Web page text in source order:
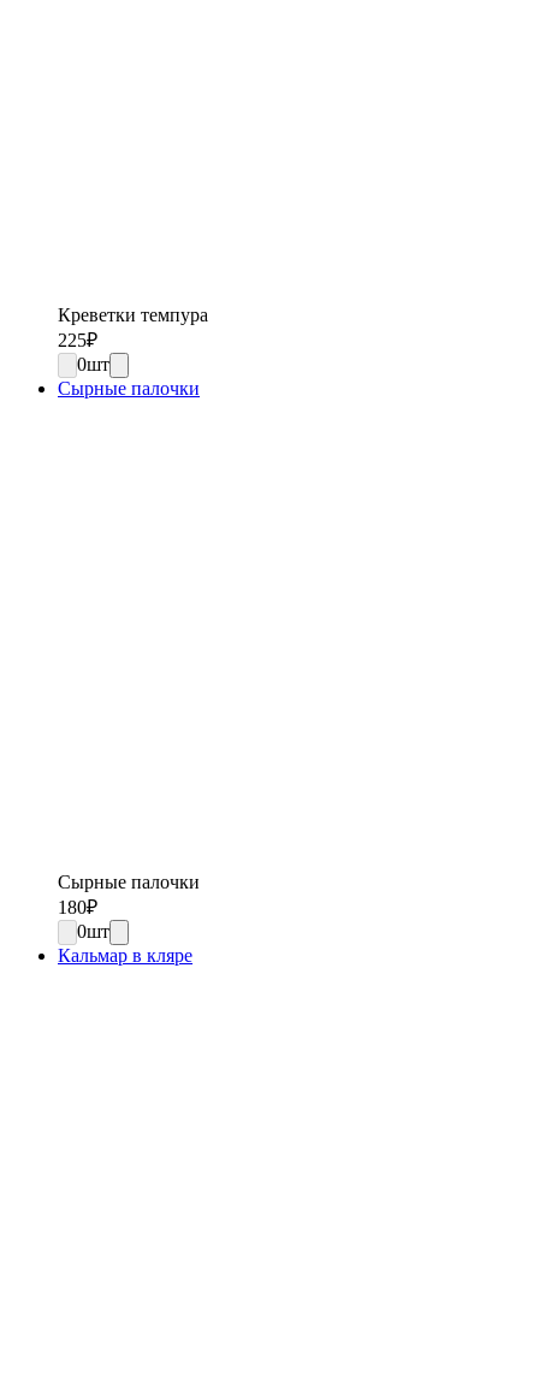
Креветки темпура
225₽
0шт
Сырные палочки
Сырные палочки
180₽
0шт
Кальмар в кляре